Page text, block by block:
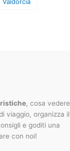
, cosa vedere
viaggio, organizza il
e goditi una
con noi!